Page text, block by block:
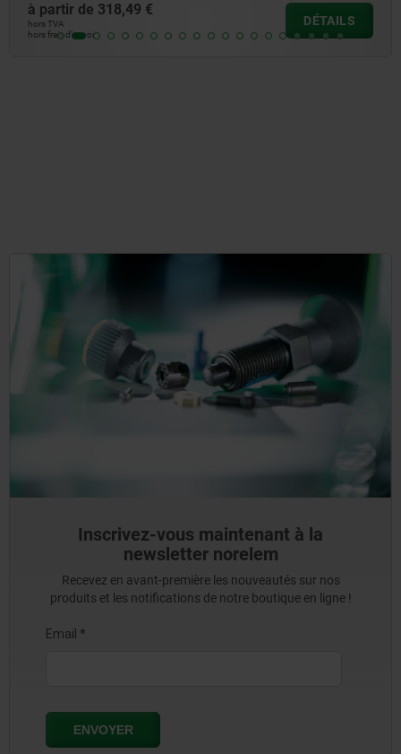
à partir de 318,49 €
hors TVA
hors frais d’envoi
DÉTAILS
Inscrivez-vous maintenant à la
newsletter norelem
Recevez en avant-première les nouveautés sur nos
produits et les notifications de notre boutique en ligne !